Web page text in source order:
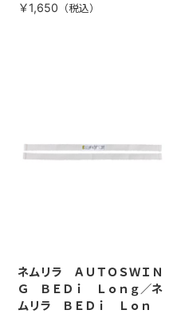
バックル」は別売りです
￥1,650
ネムリラ ＡＵＴＯＳＷＩＮ
Ｇ ＢＥＤｉ Ｌｏｎｇ／ネ
ムリラ ＢＥＤｉ Ｌｏｎ